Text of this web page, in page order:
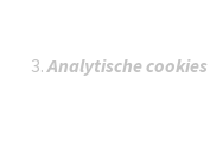
Analytische cookies